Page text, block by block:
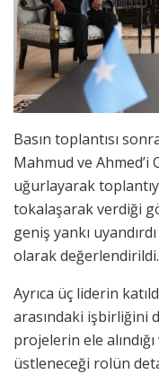
Basın toplantısı
Mahmud ve Ahmed’i
uğurlayarak
tokalaşarak verdiği
geniş yankı
olarak değerlendirildi.
Ayrıca üç liderin
arasındaki işbirliğini
projelerin ele
üstleneceği rolün